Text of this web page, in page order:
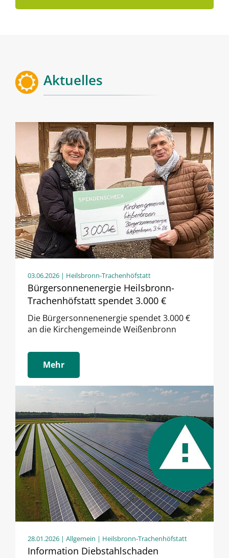
Aktuelles
03.06.2026 | Heilsbronn-Trachenhöfstatt
Bürgersonnenenergie Heilsbronn-
Trachenhöfstatt spendet 3.000 €
Die Bürgersonnenenergie spendet 3.000 €
an die Kirchengemeinde Weißenbronn
Mehr
28.01.2026 | Allgemein | Heilsbronn-Trachenhöfstatt
Information Diebstahlschaden